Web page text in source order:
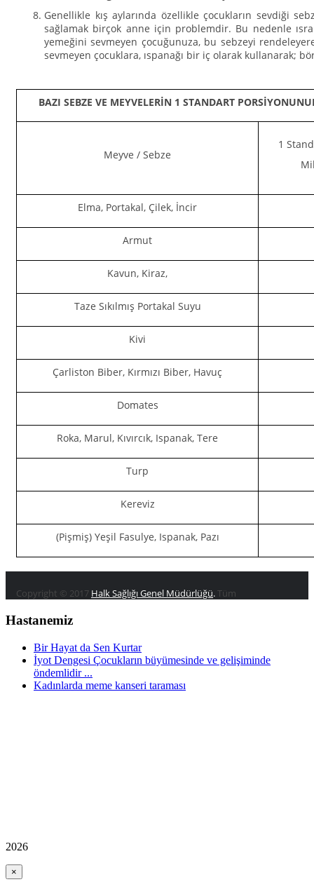
Genellikle kış aylarında özellikle çocukların sevdiği
sağlamak birçok anne için problemdir. Bu nedenle
yemeğini sevmeyen çocuğunuza, bu sebzeyi
sevmeyen çocuklara, ıspanağı bir iç olarak kullanarak;
BAZI SEBZE VE MEYVELERİN 1 STANDART
Meyve / Sebze
1
Elma, Portakal, Çilek, İncir
Armut
Kavun, Kiraz,
Taze Sıkılmış Portakal Suyu
Kivi
Çarliston Biber, Kırmızı Biber, Havuç
Domates
Roka, Marul, Kıvırcık, Ispanak, Tere
Turp
Kereviz
(Pişmiş) Yeşil Fasulye, Ispanak, Pazı
Copyright © 2017 Halk Sağlığı Genel Müdürlüğü.Tüm
Hastanemiz
Bir Hayat da Sen Kurtar
İyot Dengesi Çocukların büyümesinde ve gelişiminde
öndemlidir ...
Kadınlarda meme kanseri taraması
2026
×